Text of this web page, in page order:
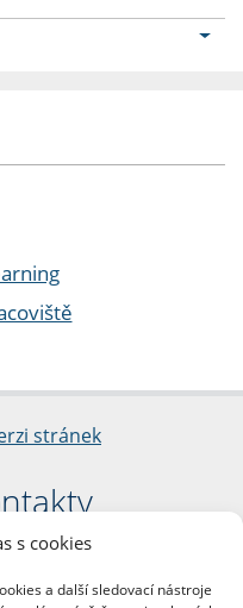
s cookies
a další sledovací nástroje
stránek
1/2